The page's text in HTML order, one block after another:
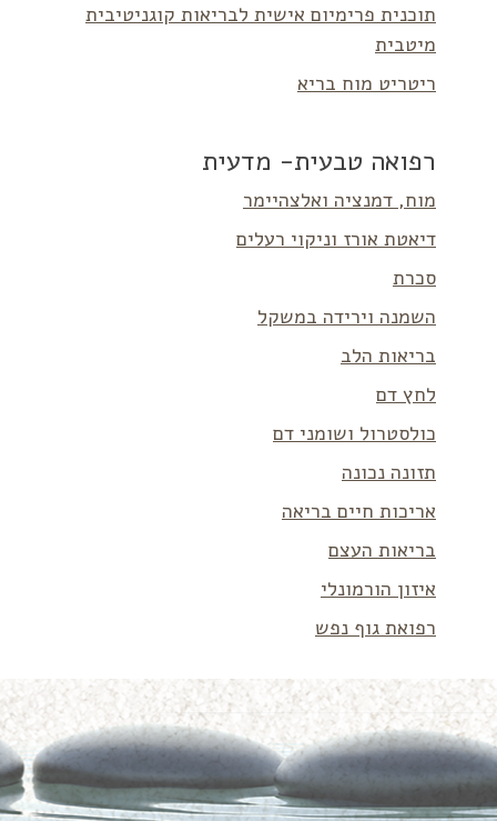
תוכנית פרימיום אישית לבריאות קוגניטיבית
מיטבית
ריטריט מוח בריא
רפואה טבעית- מדעית
מוח, דמנציה ואלצהיימר
דיאטת אורז וניקוי רעלים
סכרת
השמנה וירידה במשקל
בריאות הלב
לחץ דם
כולסטרול ושומני דם
תזונה נכונה
אריכות חיים בריאה
בריאות העצם
איזון הורמונלי
רפואת גוף נפש